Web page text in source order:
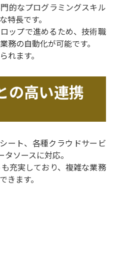
的なプログラミングスキル
特長です。
ップで進めるため、技術職
務の自動化が可能です。
れます。
の高い連携
ート、各種クラウドサービ
ソースに対応。
充実しており、複雑な業務
きます。